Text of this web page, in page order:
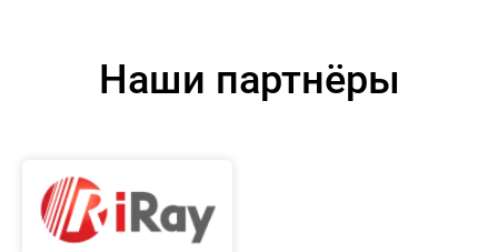
Наши партнёры